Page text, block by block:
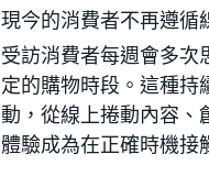
現今的消費者不再遵循
受訪消費者每週會多次
定的購物時段。這種持
動，從線上捲動內容、
體驗成為在正確時機接